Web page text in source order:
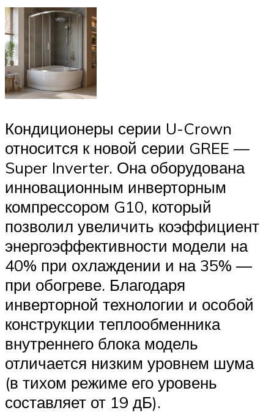
Кондиционеры серии U-Crown
относится к новой серии GREE —
Super Inverter. Она оборудована
инновационным инверторным
компрессором G10, который
позволил увеличить коэффициент
энергоэффективности модели на
40% при охлаждении и на 35% —
при обогреве. Благодаря
инверторной технологии и особой
конструкции теплообменника
внутреннего блока модель
отличается низким уровнем шума
(в тихом режиме его уровень
составляет от 19 дБ).